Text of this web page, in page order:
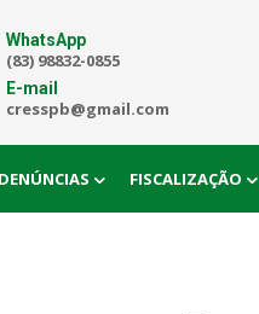
WhatsApp
(83) 98832-0855
E-mail
cresspb@gmail.com
DENÚNCIAS FISCALIZAÇÃO